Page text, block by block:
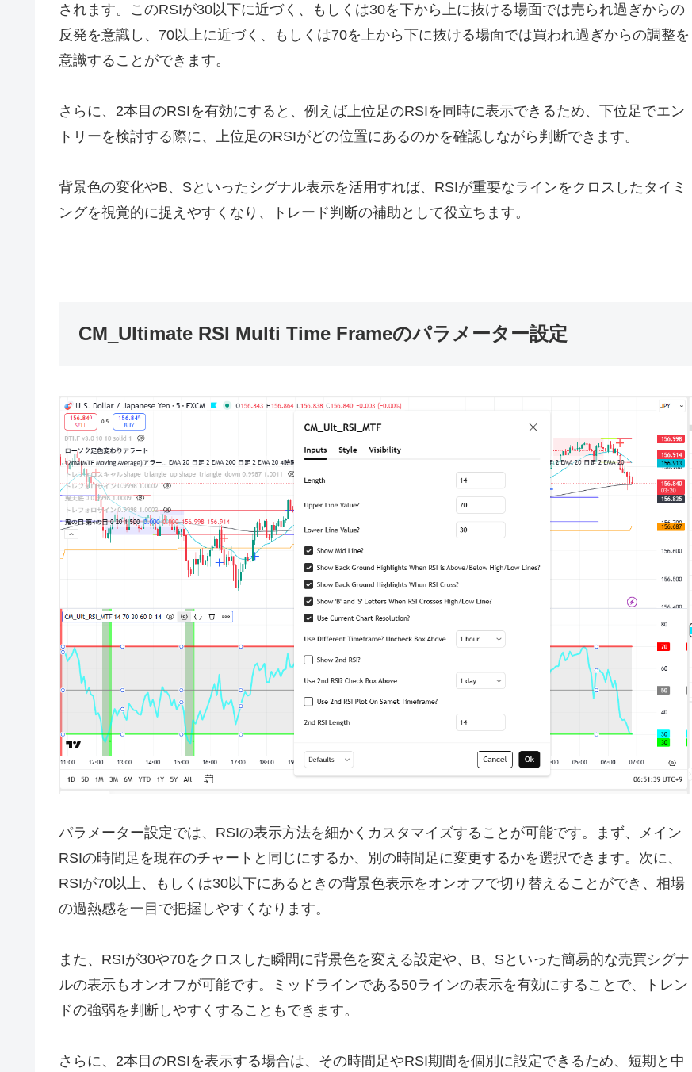
されます。このRSIが30以下に近づく、もしくは30を下から上に抜ける場面では売られ過ぎからの
反発を意識し、70以上に近づく、もしくは70を上から下に抜ける場面では買われ過ぎからの調整を
意識することができます。
さらに、2本目のRSIを有効にすると、例えば上位足のRSIを同時に表示できるため、下位足でエン
トリーを検討する際に、上位足のRSIがどの位置にあるのかを確認しながら判断できます。
背景色の変化やB、Sといったシグナル表示を活用すれば、RSIが重要なラインをクロスしたタイミ
ングを視覚的に捉えやすくなり、トレード判断の補助として役立ちます。
CM_Ultimate RSI Multi Time Frameのパラメーター設定
パラメーター設定では、RSIの表示方法を細かくカスタマイズすることが可能です。まず、メイン
RSIの時間足を現在のチャートと同じにするか、別の時間足に変更するかを選択できます。次に、
RSIが70以上、もしくは30以下にあるときの背景色表示をオンオフで切り替えることができ、相場
の過熱感を一目で把握しやすくなります。
また、RSIが30や70をクロスした瞬間に背景色を変える設定や、B、Sといった簡易的な売買シグナ
ルの表示もオンオフが可能です。ミッドラインである50ラインの表示を有効にすることで、トレン
ドの強弱を判断しやすくすることもできます。
さらに、2本目のRSIを表示する場合は、その時間足やRSI期間を個別に設定できるため、短期と中